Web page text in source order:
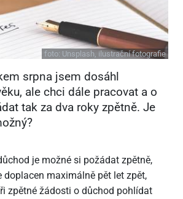
foto: Unsplash, ilustrační fotografie
srpna jsem dosáhl
ale chci dále pracovat a o
tak za dva roky zpětně. Je
je možné si požádat zpětně,
doplacen maximálně pět let zpět,
zpětné žádosti o důchod pohlídat